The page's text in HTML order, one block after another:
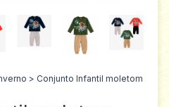
> Conjunto Infantil moletom